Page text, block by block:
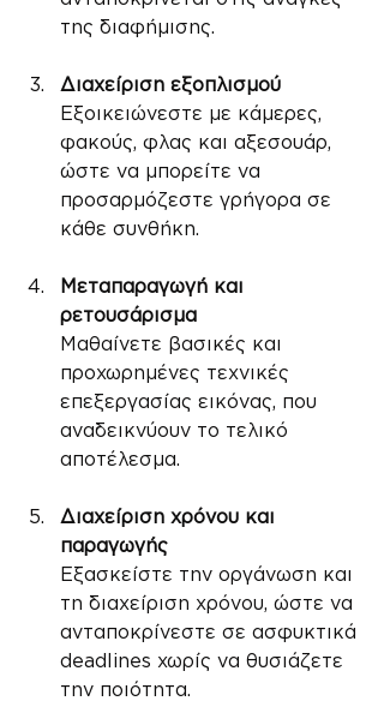
της διαφήμισης.
Διαχείριση εξοπλισμού
Εξοικειώνεστε με κάμερες,
φακούς, φλας και αξεσουάρ,
ώστε να μπορείτε να
προσαρμόζεστε γρήγορα σε
κάθε συνθήκη.
Μεταπαραγωγή και
ρετουσάρισμα
Μαθαίνετε βασικές και
προχωρημένες τεχνικές
επεξεργασίας εικόνας, που
αναδεικνύουν το τελικό
αποτέλεσμα.
Διαχείριση χρόνου και
παραγωγής
Εξασκείστε την οργάνωση και
τη διαχείριση χρόνου, ώστε να
ανταποκρίνεστε σε ασφυκτικά
deadlines χωρίς να θυσιάζετε
την ποιότητα.